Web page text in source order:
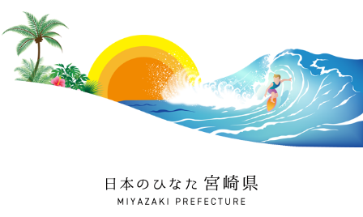
日本のひなた 宮崎県
MIYAZAKI PREFECTURE